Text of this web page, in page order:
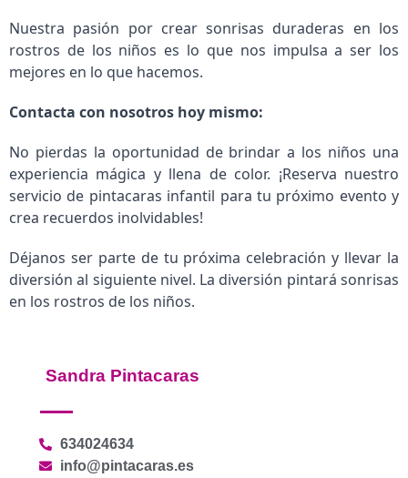
Nuestra pasión por crear sonrisas duraderas en los
rostros de los niños es lo que nos impulsa a ser los
mejores en lo que hacemos.
Contacta con nosotros hoy mismo:
No pierdas la oportunidad de brindar a los niños una
experiencia mágica y llena de color. ¡Reserva nuestro
servicio de pintacaras infantil para tu próximo evento y
crea recuerdos inolvidables!
Déjanos ser parte de tu próxima celebración y llevar la
diversión al siguiente nivel. La diversión pintará sonrisas
en los rostros de los niños.
Sandra Pintacaras
634024634
info@pintacaras.es